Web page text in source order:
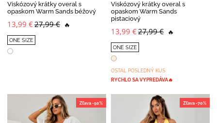
Viskózový krátky overal s
opaskom Warm Sands béžový
13,99 €27,99 € 🔥
ONE SIZE
Viskózový krátky overal s
opaskom Warm Sands
pistaciový
13,99 €27,99 € 🔥
ONE SIZE
OSTAL POSLEDNÝ KUS
RYCHLO SA VYPREDÁVA🔥
Zľava -50% Zľava -70%